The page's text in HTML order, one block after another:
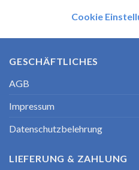
Cookie
GESCHÄFTLICHES
AGB
Impressum
Datenschutzbelehrung
LIEFERUNG & ZAHLUNG